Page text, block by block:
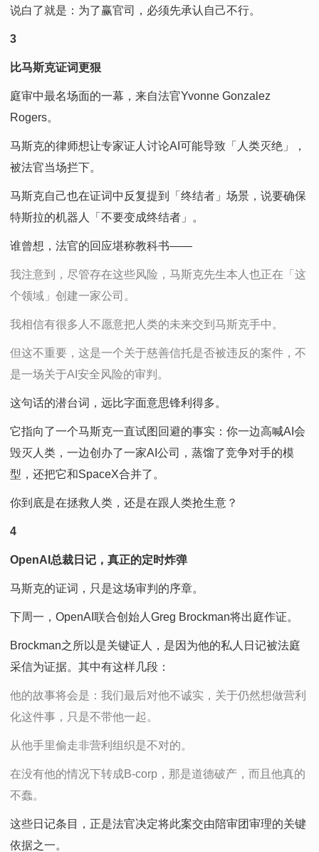
说白了就是：为了赢官司，必须先承认自己不行。
3
比马斯克证词更狠
庭审中最名场面的一幕，来自法官Yvonne Gonzalez
Rogers。
马斯克的律师想让专家证人讨论AI可能导致「人类灭绝」，
被法官当场拦下。
马斯克自己也在证词中反复提到「终结者」场景，说要确保
特斯拉的机器人「不要变成终结者」。
谁曾想，法官的回应堪称教科书——
我注意到，尽管存在这些风险，马斯克先生本人也正在「这
个领域」创建一家公司。
我相信有很多人不愿意把人类的未来交到马斯克手中。
但这不重要，这是一个关于慈善信托是否被违反的案件，不
是一场关于AI安全风险的审判。
这句话的潜台词，远比字面意思锋利得多。
它指向了一个马斯克一直试图回避的事实：你一边高喊AI会
毁灭人类，一边创办了一家AI公司，蒸馏了竞争对手的模
型，还把它和SpaceX合并了。
你到底是在拯救人类，还是在跟人类抢生意？
4
OpenAI总裁日记，真正的定时炸弹
马斯克的证词，只是这场审判的序章。
下周一，OpenAI联合创始人Greg Brockman将出庭作证。
Brockman之所以是关键证人，是因为他的私人日记被法庭
采信为证据。其中有这样几段：
他的故事将会是：我们最后对他不诚实，关于仍然想做营利
化这件事，只是不带他一起。
从他手里偷走非营利组织是不对的。
在没有他的情况下转成B-corp，那是道德破产，而且他真的
不蠢。
这些日记条目，正是法官决定将此案交由陪审团审理的关键
依据之一。